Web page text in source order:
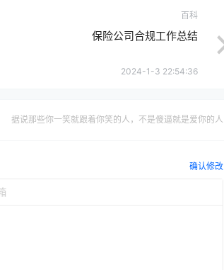
百科
保险公司合规工作总结
2024-1-3 22:54:36
据说那些你一笑就跟着你笑的人，不是傻逼就是爱你的人
确认修改